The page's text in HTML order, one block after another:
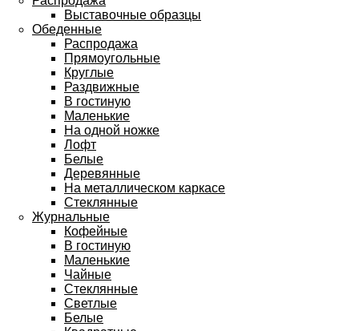
Выставочные образцы
Обеденные
Распродажа
Прямоугольные
Круглые
Раздвижные
В гостиную
Маленькие
На одной ножке
Лофт
Белые
Деревянные
На металлическом каркасе
Стеклянные
Журнальные
Кофейные
В гостиную
Маленькие
Чайные
Стеклянные
Светлые
Белые